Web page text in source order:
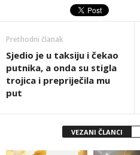
Prethodni članak
Sjedio je u taksiju i čekao
putnika, a onda su stigla
trojica i prepriječila mu
put
VEZANI ČLANCI